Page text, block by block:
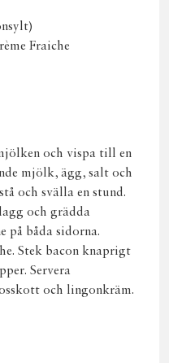
Fraiche
och vispa till en
mjölk, ägg, salt och
och svälla en stund.
och grädda
på båda sidorna.
Stek bacon knaprigt
Servera
och lingonkräm.